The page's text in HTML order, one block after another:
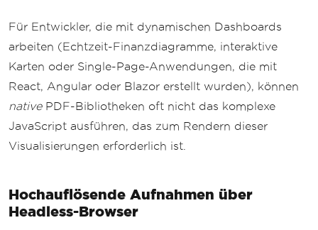
Für Entwickler, die mit dynamischen Dashboards
arbeiten (Echtzeit-Finanzdiagramme, interaktive
Karten oder Single-Page-Anwendungen, die mit
React, Angular oder Blazor erstellt wurden), können
nativePDF-Bibliotheken oft nicht das komplexe
JavaScript ausführen, das zum Rendern dieser
Visualisierungen erforderlich ist.
Hochauflösende Aufnahmen über
Headless-Browser